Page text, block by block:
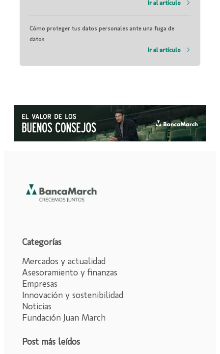
Ir al artículo
Cómo proteger tus datos personales ante una fuga de
datos
Ir al artículo
Categorías
Mercados y actualidad
Asesoramiento y finanzas
Empresas
Innovación y sostenibilidad
Noticias
Fundación Juan March
Post más leídos